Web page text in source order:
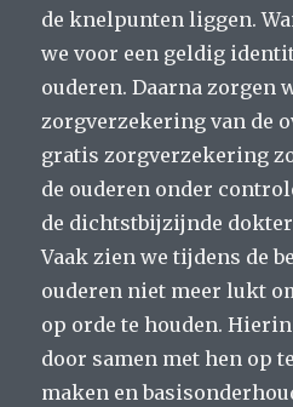
de knelpunten liggen.
we voor een geldig
ouderen. Daarna zorgen
zorgverzekering van de
gratis zorgverzekering
de ouderen onder
de dichtstbijzijnde
Vaak zien we tijdens de
ouderen niet meer lukt
op orde te houden.
door samen met hen op
maken en